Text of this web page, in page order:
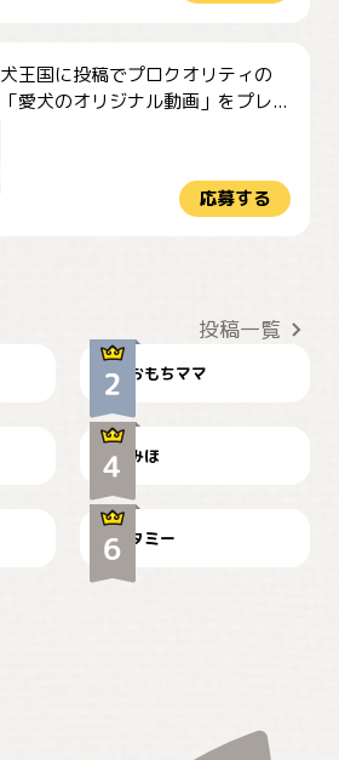
犬王国に投稿でプロクオリティの
「愛犬のオリジナル動画」をプレ...
応募する
投稿一覧
おもちママ
見てるぞぉ
みほ
ドーベルマンのお友達邸に
て
タミー